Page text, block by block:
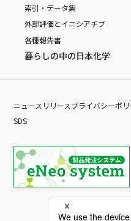
索引・データ集
外部評価とイニシアチブ
各種報告書
暮らしの中の日本化学
ニュースリリースプライバシーポ
SDS